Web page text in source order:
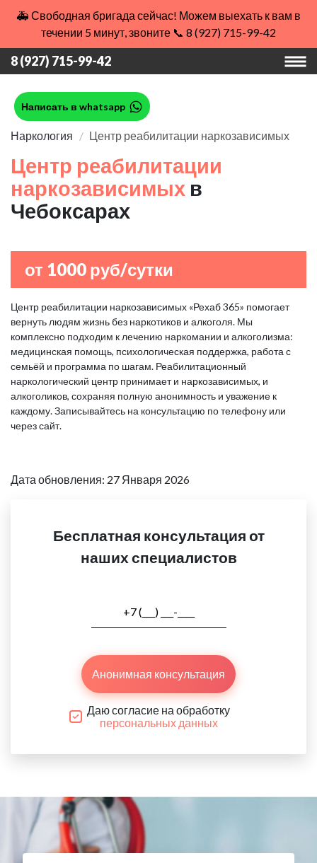
🚑 Свободная бригада сейчас! Можем выехать к вам в
течении 5 минут, звоните 📞 8 (927) 715-99-42
8 (927) 715-99-42
Написать в whatsapp
Наркология Центр реабилитации наркозависимых
Центр реабилитации
наркозависимых в
Чебоксарах
от 1000 руб/сутки
Центр реабилитации наркозависимых «Рехаб 365» помогает
вернуть людям жизнь без наркотиков и алкоголя. Мы
комплексно подходим к лечению наркомании и алкоголизма:
медицинская помощь, психологическая поддержка, работа с
семьёй и программа по шагам. Реабилитационный
наркологический центр принимает и наркозависимых, и
алкоголиков, сохраняя полную анонимность и уважение к
каждому. Записывайтесь на консультацию по телефону или
через сайт.
Дата обновления: 27 Января 2026
Бесплатная консультация от
наших специалистов
Анонимная консультация
Даю согласие на обработку
персональных данных